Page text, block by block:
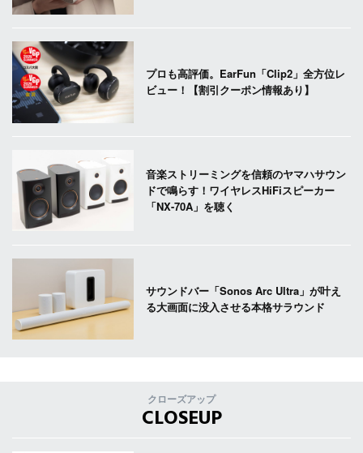
プロも高評価。EarFun「Clip2」全方位レ
ビュー！【割引クーポン情報あり】
音楽ストリーミングを信頼のヤマハサウン
ドで鳴らす！ワイヤレスHiFiスピーカー
「NX-70A」を聴く
サウンドバー「Sonos Arc Ultra」が叶え
る大画面に没入させる本格サラウンド
クローズアップ
CLOSEUP